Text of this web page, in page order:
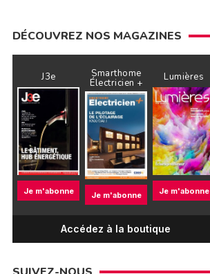
DÉCOUVREZ NOS MAGAZINES
J3e
Je m'abonne
Smarthome
Électricien +
Je m'abonne
Lumières
Je m'abonne
Accédez à la boutique